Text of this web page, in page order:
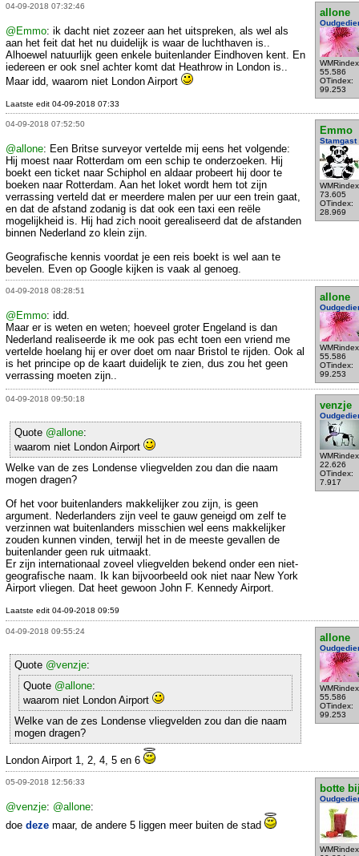
04-09-2018 07:32:46
allone
55.586
OTindex:
99.253
@Emmo: ik dacht niet zozeer aan het uitspreken, als wel als
aan het feit dat het nu duidelijk is waar de luchthaven is..
Alhoewel natuurlijk geen enkele buitenlander Eindhoven kent. En
iedereen er ook snel achter komt dat Heathrow in London is..
Maar idd, waarom niet London Airport
Laatste edit 04-09-2018 07:33
04-09-2018 07:52:50
Emmo
Stamgast
73.605
OTindex:
28.969
@allone: Een Britse surveyor vertelde mij eens het volgende:
Hij moest naar Rotterdam om een schip te onderzoeken. Hij
boekt een ticket naar Schiphol en aldaar probeert hij door te
boeken naar Rotterdam. Aan het loket wordt hem tot zijn
verrassing verteld dat er meerdere malen per uur een trein gaat,
en dat de afstand zodanig is dat ook een taxi een reële
mogelijkheid is. Hij had zich nooit gerealiseerd dat de afstanden
binnen Nederland zo klein zijn.
Geografische kennis voordat je een reis boekt is wel aan te
bevelen. Even op Google kijken is vaak al genoeg.
04-09-2018 08:28:51
allone
55.586
OTindex:
99.253
@Emmo: idd.
Maar er is weten en weten; hoeveel groter Engeland is dan
Nederland realiseerde ik me ook pas echt toen een vriend me
vertelde hoelang hij er over doet om naar Bristol te rijden. Ook al
is het principe op de kaart duidelijk te zien, dus zou het geen
verrassing moeten zijn..
04-09-2018 09:50:18
venzje
22.626
OTindex:
7.917
Quote @allone:
waarom niet London Airport
Welke van de zes Londense vliegvelden zou dan die naam
mogen dragen?
Of het voor buitenlanders makkelijker zou zijn, is geen
argument. Nederlanders zijn veel te gauw geneigd om zelf te
verzinnen wat buitenlanders misschien wel eens makkelijker
zouden kunnen vinden, terwijl het in de meeste gevallen de
buitenlander geen ruk uitmaakt.
Er zijn internationaal zoveel vliegvelden bekend onder een niet-
geografische naam. Ik kan bijvoorbeeld ook niet naar New York
Airport vliegen. Dat heet gewoon John F. Kennedy Airport.
Laatste edit 04-09-2018 09:59
04-09-2018 09:55:24
allone
55.586
OTindex:
99.253
Quote @venzje:
Quote @allone:
waarom niet London Airport
Welke van de zes Londense vliegvelden zou dan die naam
mogen dragen?
London Airport 1, 2, 4, 5 en 6
05-09-2018 12:56:33
botte
@venzje: @allone:
doe deze maar, de andere 5 liggen meer buiten de stad